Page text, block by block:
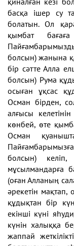
басқа ішер су
болатын. Ол
қымбат
болсын) жанына
бір сәтте Алла
болсын) Рума
осыған ұқсас
Осман бірден,
алғысы
көнбей, өте
Осман
болсын)
мұсылмандарға
(оған Алланың
әрекетін мақтап,
құдықтан бір
екінші күні
күнін халыққа
жаппай